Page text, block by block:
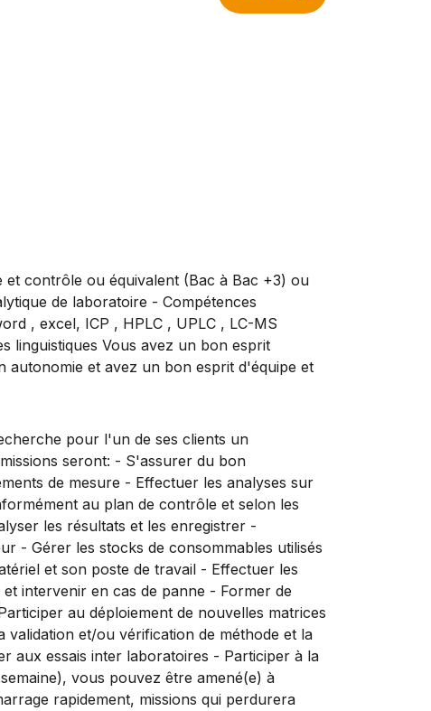
contrôle ou équivalent (Bac à Bac +3) ou
de laboratoire - Compétences
, excel, ICP , HPLC , UPLC , LC-MS
linguistiques Vous avez un bon esprit
autonomie et avez un bon esprit d'équipe et
pour l'un de ses clients un
seront: - S'assurer du bon
de mesure - Effectuer les analyses sur
au plan de contrôle et selon les
les résultats et les enregistrer -
- Gérer les stocks de consommables utilisés
et son poste de travail - Effectuer les
intervenir en cas de panne - Former de
au déploiement de nouvelles matrices
et/ou vérification de méthode et la
aux essais inter laboratoires - Participer à la
vous pouvez être amené(e) à
rapidement, missions qui perdurera